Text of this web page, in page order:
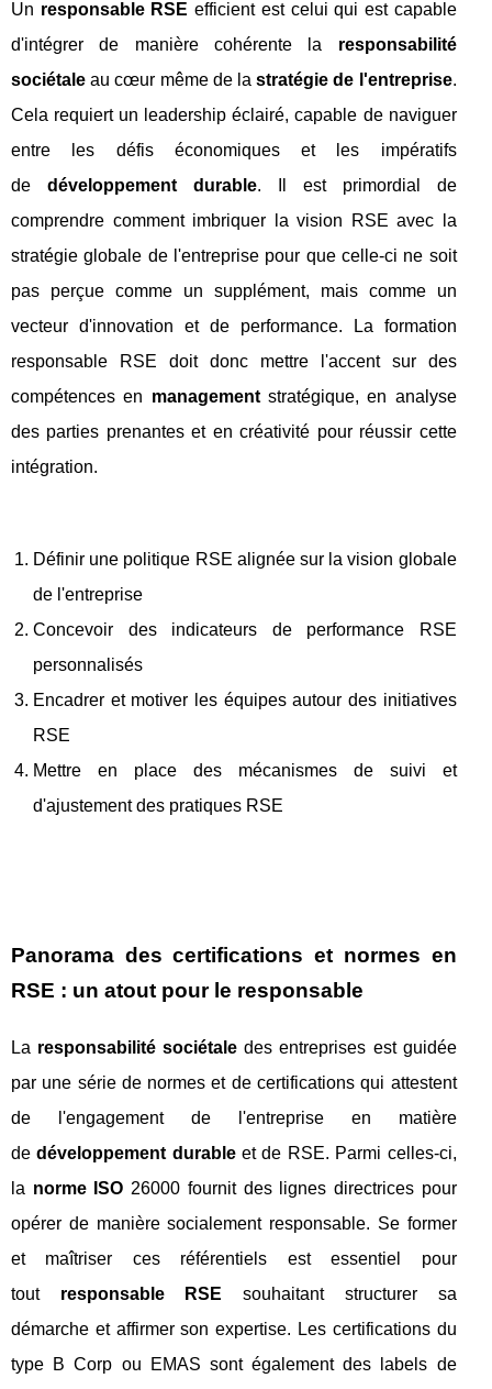
Un responsable RSE efficient est celui qui est capable
d'intégrer de manière cohérente la responsabilité
sociétale au cœur même de lastratégie de l'entreprise.
Cela requiert un leadership éclairé, capable de naviguer
entre les défis économiques et les impératifs
de développement durable. Il est primordial de
comprendre comment imbriquer la vision RSE avec la
stratégie globale de l'entreprise pour que celle-ci ne soit
pas perçue comme un supplément, mais comme un
vecteur d'innovation et de performance. La formation
responsable RSE doit donc mettre l'accent sur des
compétences en managementstratégique, en analyse
des parties prenantes et en créativité pour réussir cette
intégration.
Définir une politique RSE alignée sur la vision globale
de l'entreprise
Concevoir des indicateurs de performance RSE
personnalisés
Encadrer et motiver les équipes autour des initiatives
RSE
Mettre en place des mécanismes de suivi et
d'ajustement des pratiques RSE
Panorama des certifications et normes en
RSE : un atout pour le responsable
La responsabilité sociétale des entreprises est guidée
par une série de normes et de certifications qui attestent
de l'engagement de l'entreprise en matière
dedéveloppement durableet de RSE. Parmi celles-ci,
la norme ISO 26000 fournit des lignes directrices pour
opérer de manière socialement responsable. Se former
et maîtriser ces référentiels est essentiel pour
tout responsable RSE souhaitant structurer sa
démarche et affirmer son expertise. Les certifications du
type B Corp ou EMAS sont également des labels de